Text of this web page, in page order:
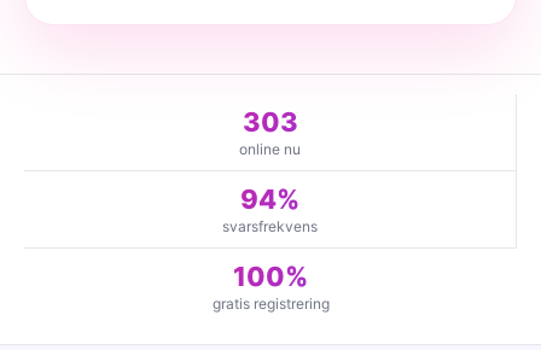
303
online nu
94%
svarsfrekvens
100%
gratis registrering